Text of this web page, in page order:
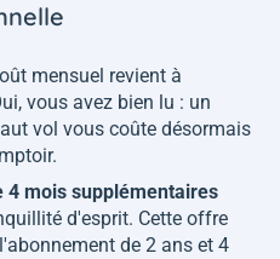
mensuel revient à
vous avez bien lu : un
vol vous coûte désormais
4 mois supplémentaires
d'esprit. Cette offre
de 2 ans et 4